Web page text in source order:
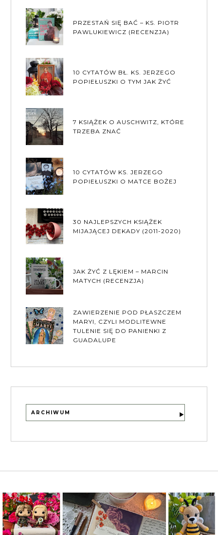
PRZESTAŃ SIĘ BAĆ – KS. PIOTR
PAWLUKIEWICZ (RECENZJA)
10 CYTATÓW BŁ. KS. JERZEGO
POPIEŁUSZKI O TYM JAK ŻYĆ
7 KSIĄŻEK O AUSCHWITZ, KTÓRE
TRZEBA ZNAĆ
10 CYTATÓW KS. JERZEGO
POPIEŁUSZKI O MATCE BOŻEJ
30 NAJLEPSZYCH KSIĄŻEK
MIJAJĄCEJ DEKADY (2011-2020)
JAK ŻYĆ Z LĘKIEM – MARCIN
MATYCH (RECENZJA)
ZAWIERZENIE POD PŁASZCZEM
MARYI, CZYLI MODLITEWNE
TULENIE SIĘ DO PANIENKI Z
GUADALUPE
ARCHIWUM